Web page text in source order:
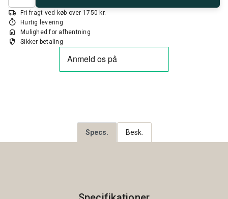
local_shipping Fri fragt ved køb over 1750 kr.
timer Hurtig levering
home Mulighed for afhentning
security Sikker betaling
Specs. Besk.